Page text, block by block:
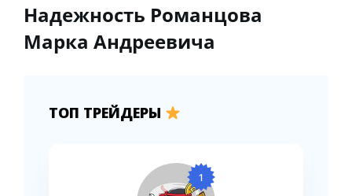
Надежность Романцова
Марка Андреевича
ТОП ТРЕЙДЕРЫ
1